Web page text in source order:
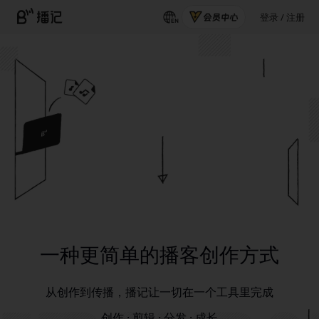
登录 / 注册
一种更简单的播客创作方式
从创作到传播，播记让一切在一个工具里完成